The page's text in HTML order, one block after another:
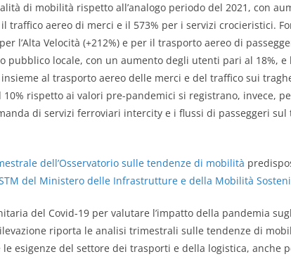
di mobilità rispetto all’analogo periodo del 2021, con
traffico aereo di merci e il 573% per i servizi crocieristici.
l’Alta Velocità (+212%) e per il trasporto aereo di
pubblico locale, con un aumento degli utenti pari al 18%, e
insieme al trasporto aereo delle merci e del traffico sui
rispetto ai valori pre-pandemici si registrano, invece,
di servizi ferroviari intercity e i flussi di passeggeri sul
dell’Osservatorio sulle tendenze di mobilità
del Ministero delle Infrastrutture e della Mobilità
del Covid-19 per valutare l’impatto della pandemia
riporta le analisi trimestrali sulle tendenze di
le esigenze del settore dei trasporti e della logistica, anche